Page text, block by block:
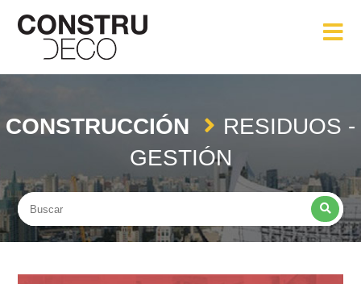
CONSTRUCCIÓN
RESIDUOS -
GESTIÓN